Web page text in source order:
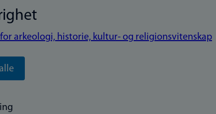
arkeologi, historie, kultur- og religionsvitenskap